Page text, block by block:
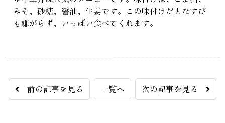
みそ、砂糖、醤油、生姜です。この味付けだとなすび
も嫌がらず、いっぱい食べてくれます。
前の記事を見る 一覧へ 次の記事を見る